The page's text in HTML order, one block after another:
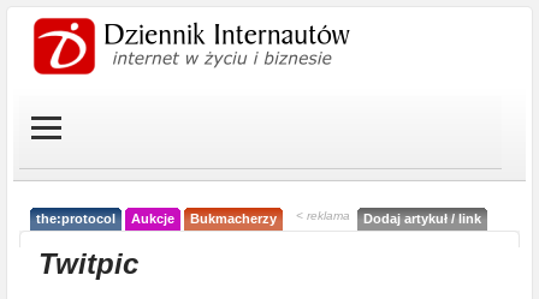
the:protocol Aukcje Bukmacherzy < reklama Dodaj artykuł / link
Twitpic